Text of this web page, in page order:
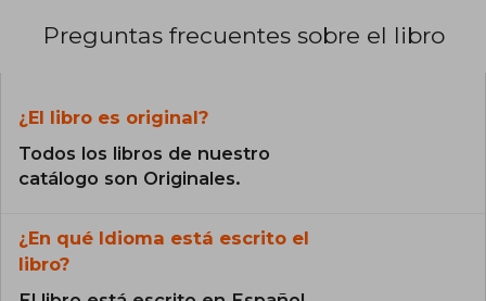
Preguntas frecuentes sobre el libro
¿El libro es original?
Todos los libros de nuestro
catálogo son Originales.
¿En qué Idioma está escrito el
libro?